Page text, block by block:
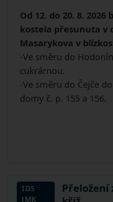
Od 12. do 20. 8.
kostela přesunuta v
Masarykova v
-Ve směru do
cukrárnou.
-Ve směru do Čejče
domy č. p. 155 a 156.
IDS
JMK
Přeložení